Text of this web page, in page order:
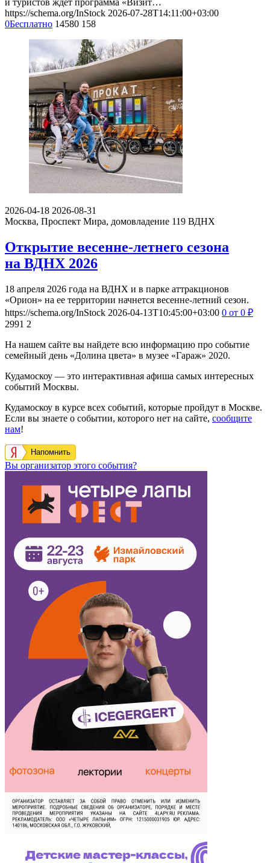
и туристов ждет программа «Визит…
https://schema.org/InStock 2026-07-28T14:11:00+03:00
0Бесплатно 14580 158
2026-04-18 2026-08-31
Москва, Проспект Мира, домовладение 119 ВДНХ
Открытие весенне-летнего сезона
на ВДНХ 2026
18 апреля 2026 года на ВДНХ и в парке аттракционов
«Орион» на ее территории начнется весенне-летний сезон.
https://schema.org/InStock 2026-04-13T10:45:00+03:00 0 от 0 ₽
2991 2
На нашем сайте вы найдете всю информацию про событие
семейный день «Долина цвета» в музее «Гараж» 2020.
Кудамоскоу — это интерактивная афиша самых интересных
событий Москвы.
Кудамоскоу в курсе всех событий, которые пройдут в Москве.
Если вы знаете о событии, которого нет на сайте, сообщите
нам!
Напомнить
Вы организатор этого события?